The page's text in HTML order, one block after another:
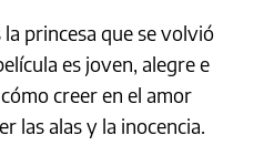
princesa que se volvió
es joven, alegre e
creer en el amor
las alas y la inocencia.